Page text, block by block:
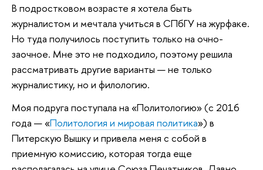
В подростковом возрасте я хотела быть
журналистом и мечтала учиться в СПбГУ на журфаке.
Но туда получилось поступить только на очно-
заочное. Мне это не подходило, поэтому решила
рассматривать другие варианты — не только
журналистику, но и филологию.
Моя подруга поступала на «Политологию» (с 2016
года — «Политология и мировая политика») в
Питерскую Вышку и привела меня с собой в
приемную комиссию, которая тогда еще